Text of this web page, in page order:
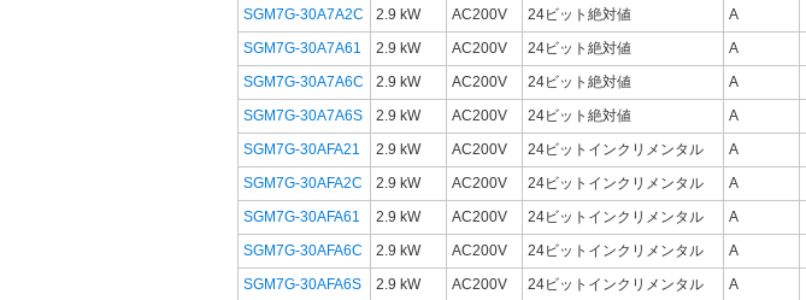
SGM7G-30A7A2C
2.9 kW AC200V 24ビット絶対値 A
SGM7G-30A7A61
2.9 kW AC200V 24ビット絶対値 A
SGM7G-30A7A6C
2.9 kW AC200V 24ビット絶対値 A
SGM7G-30A7A6S
2.9 kW AC200V 24ビット絶対値 A
SGM7G-30AFA21
2.9 kW AC200V 24ビットインクリメンタル A
SGM7G-30AFA2C
2.9 kW AC200V 24ビットインクリメンタル A
SGM7G-30AFA61
2.9 kW AC200V 24ビットインクリメンタル A
SGM7G-30AFA6C
2.9 kW AC200V 24ビットインクリメンタル A
SGM7G-30AFA6S
2.9 kW AC200V 24ビットインクリメンタル A